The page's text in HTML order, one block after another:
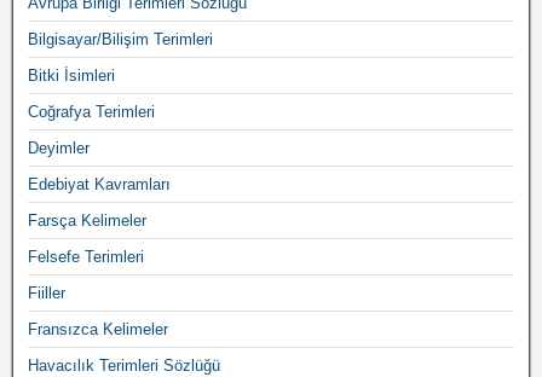
Bilgisayar/Bilişim Terimleri
Bitki İsimleri
Coğrafya Terimleri
Deyimler
Edebiyat Kavramları
Farsça Kelimeler
Felsefe Terimleri
Fiiller
Fransızca Kelimeler
Havacılık Terimleri Sözlüğü